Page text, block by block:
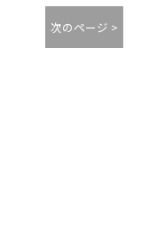
次のページ >